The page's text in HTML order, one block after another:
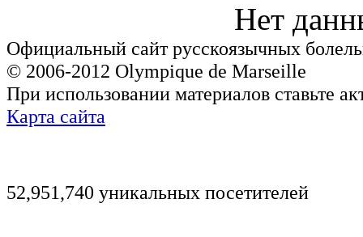
Нет
Официальный сайт русскоязычных
© 2006-2012 Olympique de Marseille
При использовании материалов ставьте
Карта сайта
52,951,740 уникальных посетителей